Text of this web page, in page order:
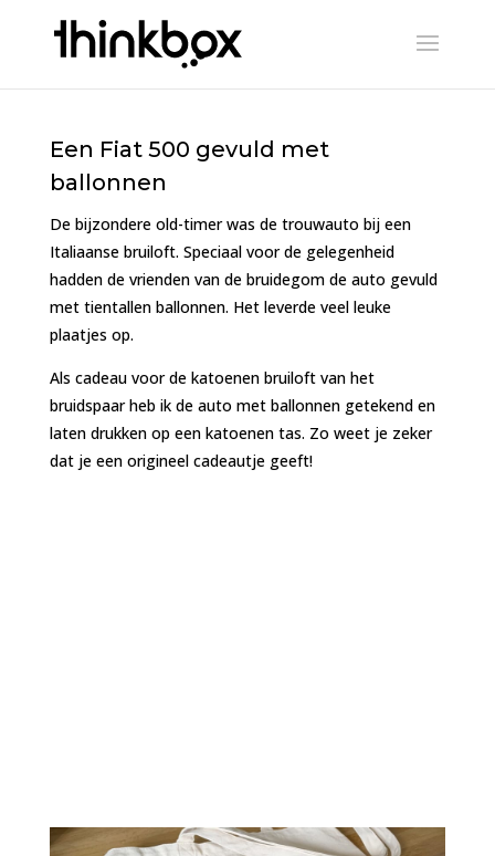
Een Fiat 500 gevuld met
ballonnen
De bijzondere old-timer was de trouwauto bij een
Italiaanse bruiloft. Speciaal voor de gelegenheid
hadden de vrienden van de bruidegom de auto gevuld
met tientallen ballonnen. Het leverde veel leuke
plaatjes op.
Als cadeau voor de katoenen bruiloft van het
bruidspaar heb ik de auto met ballonnen getekend en
laten drukken op een katoenen tas. Zo weet je zeker
dat je een origineel cadeautje geeft!